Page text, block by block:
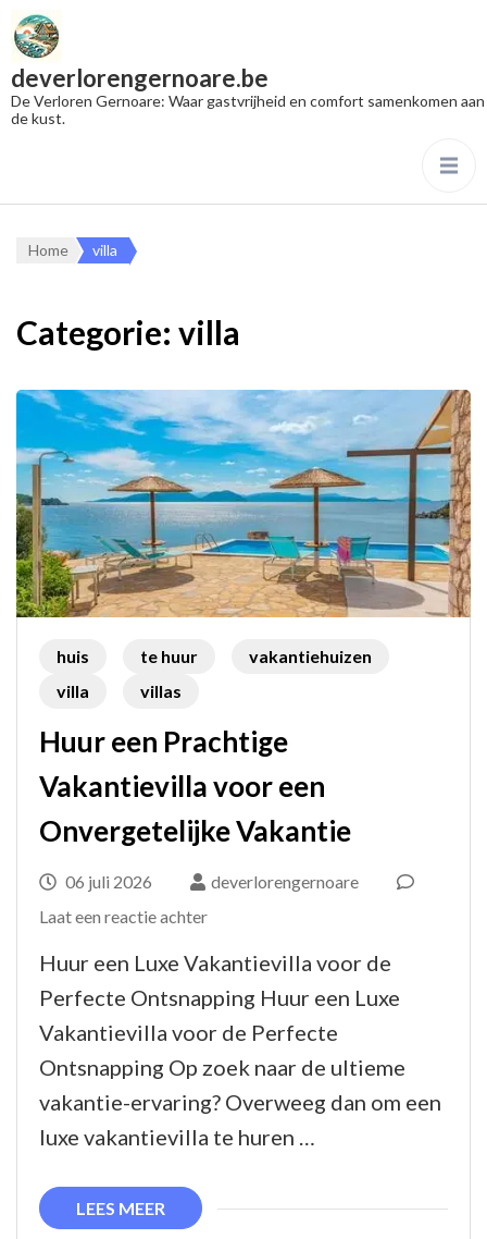
deverlorengernoare.be
De Verloren Gernoare: Waar gastvrijheid en comfort samenkomen aan
de kust.
Home villa
Categorie: villa
huis te huur
vakantiehuizen
villa
villas
Huur een Prachtige
Vakantievilla voor een
Onvergetelijke Vakantie
06 juli 2026
deverlorengernoare
Laat een reactie achterop
Huur een Luxe Vakantievilla voor de
Perfecte Ontsnapping Huur een Luxe
Vakantievilla voor de Perfecte
Ontsnapping Op zoek naar de ultieme
vakantie-ervaring? Overweeg dan om een
luxe vakantievilla te huren …
LEES MEER